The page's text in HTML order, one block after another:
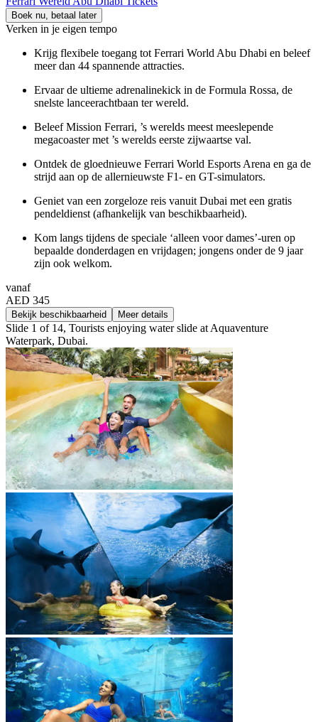
Boek nu, betaal later
Verken in je eigen tempo
Krijg flexibele toegang tot Ferrari World Abu Dhabi en beleef
meer dan 44 spannende attracties.
Ervaar de ultieme adrenalinekick in de Formula Rossa, de
snelste lanceerachtbaan ter wereld.
Beleef Mission Ferrari, ’s werelds meest meeslepende
megacoaster met ’s werelds eerste zijwaartse val.
Ontdek de gloednieuwe Ferrari World Esports Arena en ga de
strijd aan op de allernieuwste F1- en GT-simulators.
Geniet van een zorgeloze reis vanuit Dubai met een gratis
pendeldienst (afhankelijk van beschikbaarheid).
Kom langs tijdens de speciale ‘alleen voor dames’-uren op
bepaalde donderdagen en vrijdagen; jongens onder de 9 jaar
zijn ook welkom.
vanaf
AED 345
Bekijk beschikbaarheid Meer details
Slide 1 of 14, Tourists enjoying water slide at Aquaventure
Waterpark, Dubai.